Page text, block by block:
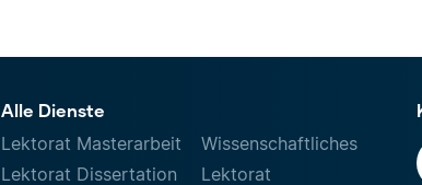
Alle Dienste
Lektorat Masterarbeit
Lektorat Dissertation
Wissenschaftliches
Lektorat